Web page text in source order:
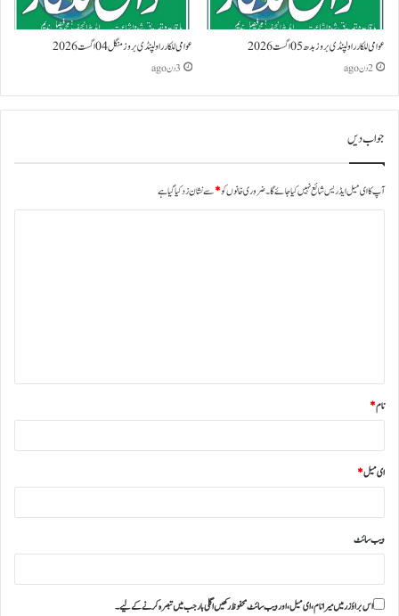
عوامی للکار راولپنڈی بروز بدھ 05 اگست 2026
2 دن ago
عوامی للکار راولپنڈی بروز منگل 04 اگست 2026
3 دن ago
جواب دیں
آپ کا ای میل ایڈریس شائع نہیں کیا جائے گا۔ضروری خانوں کو*سے نشان زد کیا گیا ہے
نام*
ای میل*
ویب‌ سائٹ
اس براؤزر میں میرا نام، ای میل، اور ویب سائٹ محفوظ رکھیں اگلی بار جب میں تبصرہ کرنے کےلیے۔